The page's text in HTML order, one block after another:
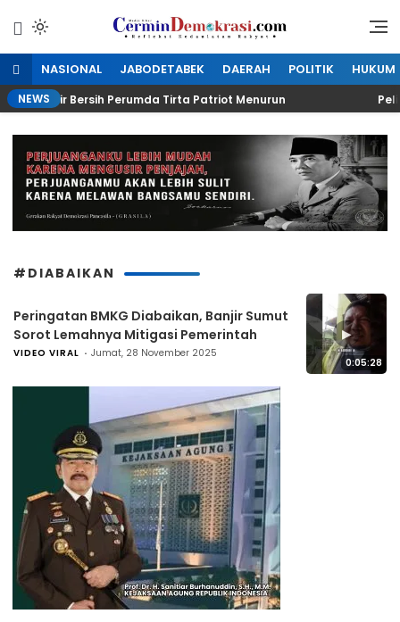
konten
CerminDemokrasi.com
Refleksi Kedaulatan Rakyat
NASIONAL JABODETABEK DAERAH POLITIK HUKUM
NEWSAir Bersih Perumda Tirta Patriot Menurun
#DIABAIKAN
Peringatan BMKG Diabaikan, Banjir Sumut
Sorot Lemahnya Mitigasi Pemerintah
VIDEO VIRAL Jumat, 28 November 2025
▶
0:05:28